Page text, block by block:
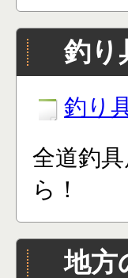
釣り
釣り
全道釣
ら！
地方